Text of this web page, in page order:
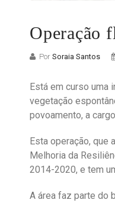
Operação
Por Soraia Santos
Está em curso uma
vegetação
povoamento, a
Esta operação, que
Melhoria da
2014-2020, e tem
A área faz parte do